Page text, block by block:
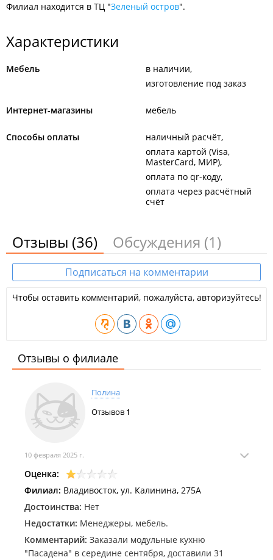
Филиал находится в ТЦ "Зеленый остров".
Характеристики
Мебель
в наличии
изготовление под заказ
Интернет-магазины мебель
Способы оплаты
наличный расчёт
оплата картой (Visa,
MasterCard, МИР)
оплата по qr-коду
оплата через расчётный
счёт
Отзывы (36) Обсуждения (1)
Подписаться на комментарии
Чтобы оставить комментарий, пожалуйста, авторизуйтесь!
Отзывы о филиале
Полина
Отзывов 1
10 февраля 2025 г.
Оценка:
Филиал: Владивосток, ул. Калинина, 275А
Достоинства: Нет
Недостатки: Менеджеры, мебель.
Комментарий: Заказали модульные кухню
"Пасадена" в середине сентября, доставили 31